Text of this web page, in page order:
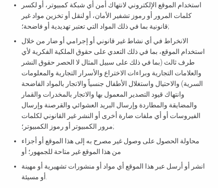
استخدام الموقع الإلكتروني لانتهاك أمن أي شبكة كمبيوتر، أو لكسر
كلمات المرور أو رموز تشفير الأمان، أو لنقل أو تخزين مواد غير
قانونية بما في ذلك المواد التي تعتبر تهديدية أو فاضحة؛;
الانخراط في أي نشاط غير قانوني أو إجرامي أو ضار من خلال
استخدام الموقع، بما في ذلك التعدي على حقوق الملكية الفكرية لأي
طرف ثالث (بما في ذلك على سبيل المثال لا الحصر حقوق النشر
والعلامات التجارية وبراءات الاختراع والأسرار التجارية والمعلومات
السرية) والاحتيال واستغلال الأطفال جنسياً والاتجار بالمواد الفاضحة
وانتهاك قيود التصدير المعمول بها والاتجار بالمخدرات والقمار
والمضايقة والمطاردة وإرسال البريد العشوائي والقرصنة وإرسال
الفيروسات أو أي ملفات ضارة أخرى أو النشر غير القانوني لكلمات
مرور الكمبيوتر أو رموز الكمبيوتر؛;
محاولة الحصول على وصول غير مصرح به إلى هذا الموقع أو أجزاء
من هذا الموقع غير متاحة للجمهور؛ أو
انشر أو أرسل عبر هذا الموقع أي مواد أو منشورات تشهيرية أو مهينة